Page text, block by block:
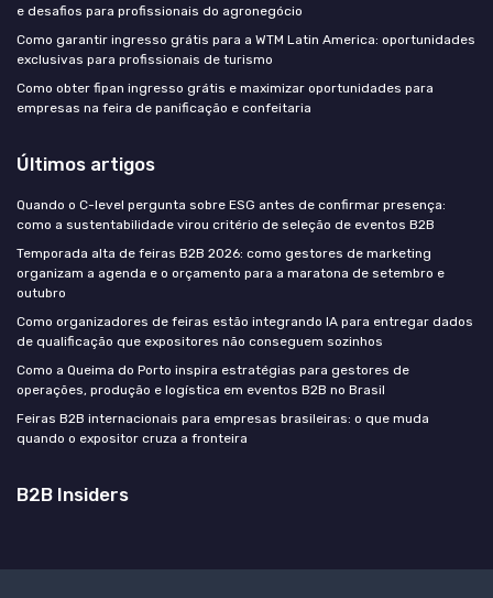
e desafios para profissionais do agronegócio
Como garantir ingresso grátis para a WTM Latin America: oportunidades
exclusivas para profissionais de turismo
Como obter fipan ingresso grátis e maximizar oportunidades para
empresas na feira de panificação e confeitaria
Últimos artigos
Quando o C-level pergunta sobre ESG antes de confirmar presença:
como a sustentabilidade virou critério de seleção de eventos B2B
Temporada alta de feiras B2B 2026: como gestores de marketing
organizam a agenda e o orçamento para a maratona de setembro e
outubro
Como organizadores de feiras estão integrando IA para entregar dados
de qualificação que expositores não conseguem sozinhos
Como a Queima do Porto inspira estratégias para gestores de
operações, produção e logística em eventos B2B no Brasil
Feiras B2B internacionais para empresas brasileiras: o que muda
quando o expositor cruza a fronteira
B2B Insiders